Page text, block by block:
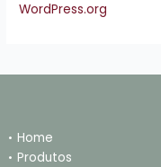
WordPress.org
Home
Produtos